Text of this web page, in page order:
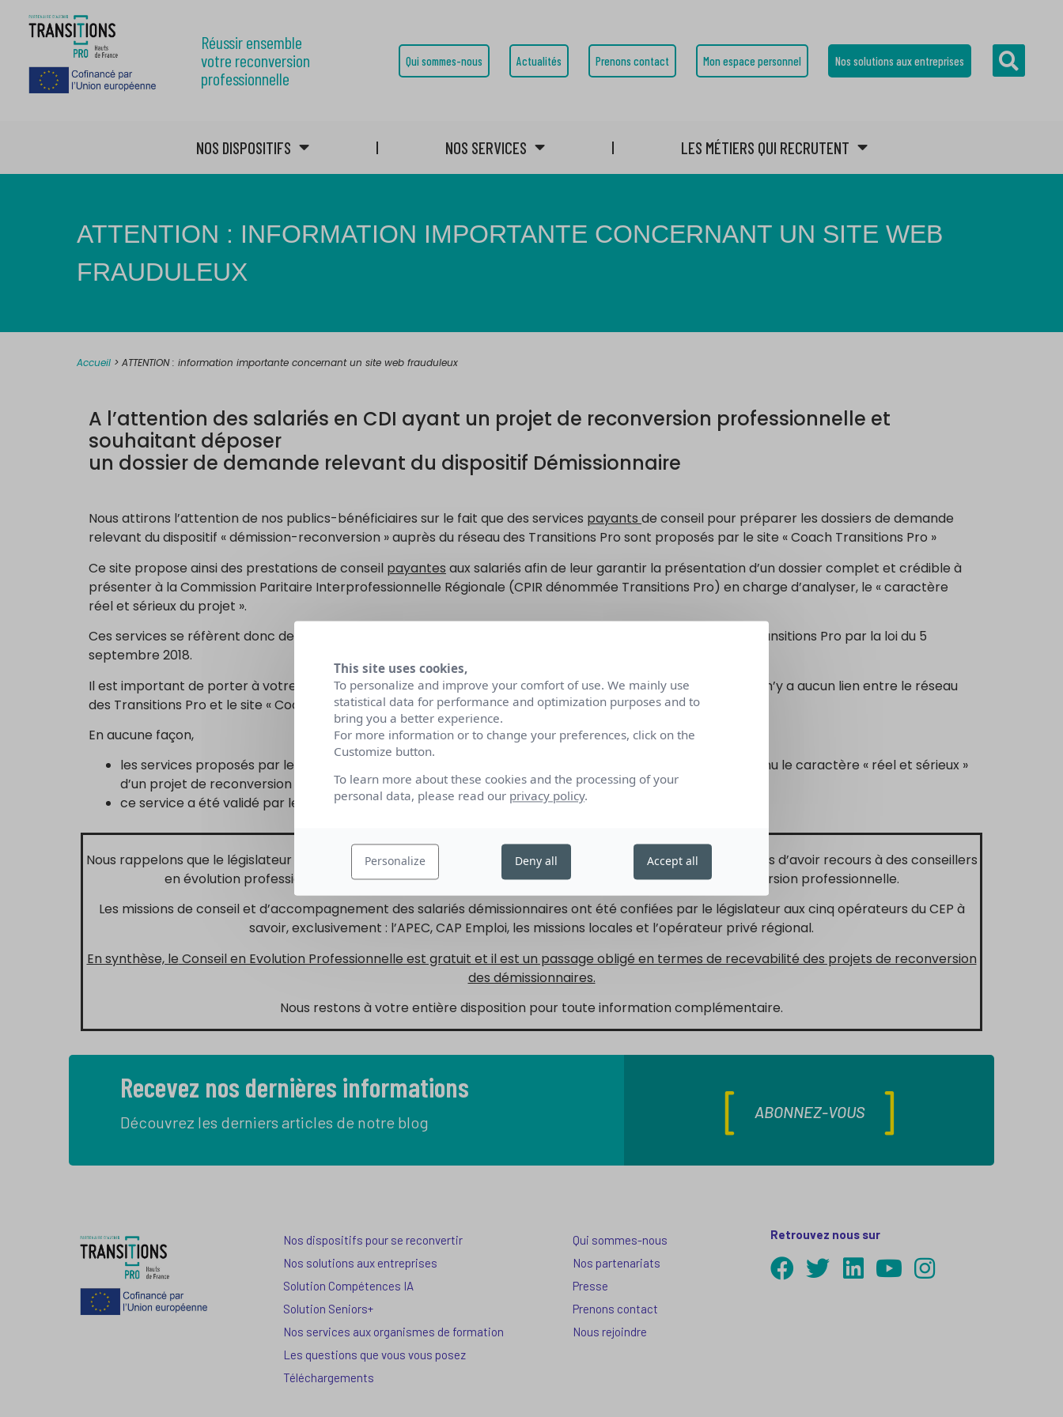
Réussir ensemble
votre reconversion
professionnelle
Qui sommes-nous Actualités Prenons contact Mon espace personnel Nos solutions aux entreprises
NOS DISPOSITIFS NOS SERVICES LES MÉTIERS QUI RECRUTENT
ATTENTION : INFORMATION IMPORTANTE CONCERNANT UN SITE WEB
FRAUDULEUX
Accueil > ATTENTION : information importante concernant un site web frauduleux
A l’attention des salariés en CDI ayant un projet de reconversion professionnelle et
souhaitant déposer
un dossier de demande relevant du dispositif Démissionnaire
Nous attirons l’attention de nos publics-bénéficiaires sur le fait que des services payants de conseil pour préparer les dossiers de demande
relevant du dispositif « démission-reconversion » auprès du réseau des Transitions Pro sont proposés par le site « Coach Transitions Pro »
Ce site propose ainsi des prestations de conseil payantes aux salariés afin de leur garantir la présentation d’un dossier complet et crédible à
présenter à la Commission Paritaire Interprofessionnelle Régionale (CPIR dénommée Transitions Pro) en charge d’analyser, le « caractère
réel et sérieux du projet ».
Ces services se réfèrent donc de manière évidente à la mission de service public concédée au réseau des Transitions Pro par la loi du 5
septembre 2018.
Il est important de porter à votre connaissance que malgré l’utilisation de notre marque « Transitions Pro », il n’y a aucun lien entre le réseau
des Transitions Pro et le site « Coach Transitions Pro »
En aucune façon,
les services proposés par le site « Coach Transitions Pro » sont nécessaires pour garantir que soit reconnu le caractère « réel et sérieux »
d’un projet de reconversion professionnelle,
ce service a été validé par le réseau des associations Transitions Pro.
Nous rappelons que le législateur a mis en place un dispositif GRATUITpermettant aux salariés démissionnaires d’avoir recours à des conseillers
en évolution professionnelle (CEP), formés et compétents, dans l’analyse des projets de reconversion professionnelle.
Les missions de conseil et d’accompagnement des salariés démissionnaires ont été confiées par le législateur aux cinq opérateurs du CEP à
savoir, exclusivement : l’APEC, CAP Emploi, les missions locales et l’opérateur privé régional.
En synthèse, le Conseil en Evolution Professionnelle est gratuit et il est un passage obligé en termes de recevabilité des projets de reconversion
des démissionnaires.
Nous restons à votre entière disposition pour toute information complémentaire.
Recevez nos dernières informations
Découvrez les derniers articles de notre blog
ABONNEZ-VOUS
Nos dispositifs pour se reconvertir
Nos solutions aux entreprises
Solution Compétences IA
Solution Seniors+
Nos services aux organismes de formation
Les questions que vous vous posez
Téléchargements
Qui sommes-nous
Nos partenariats
Presse
Prenons contact
Nous rejoindre
Retrouvez nous sur
This site uses cookies,
To personalize and improve your comfort of use. We mainly use
statistical data for performance and optimization purposes and to
bring you a better experience.
For more information or to change your preferences, click on the
Customize button.
To learn more about these cookies and the processing of your
personal data, please read our privacy policy.
Personalize Deny all Accept all